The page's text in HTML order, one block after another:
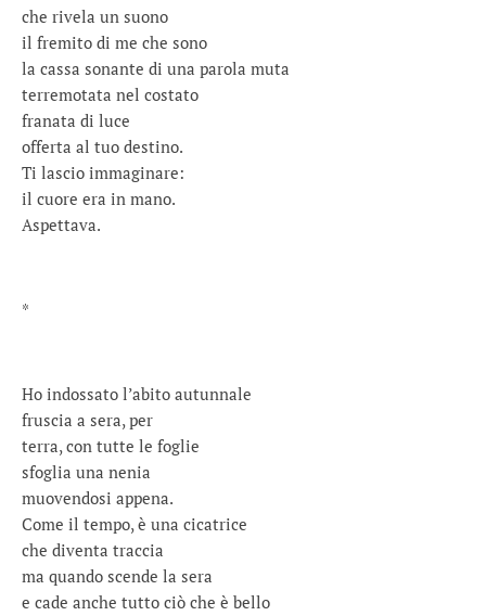
che rivela un suono
il fremito di me che sono
la cassa sonante di una parola muta
terremotata nel costato
franata di luce
offerta al tuo destino.
Ti lascio immaginare:
il cuore era in mano.
Aspettava.
*
Ho indossato l’abito autunnale
fruscia a sera, per
terra, con tutte le foglie
sfoglia una nenia
muovendosi appena.
Come il tempo, è una cicatrice
che diventa traccia
ma quando scende la sera
e cade anche tutto ciò che è bello